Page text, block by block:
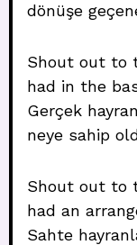
dönüşe
Shout out to
had in the
Gerçek
neye sahip
Shout out to
had an
Sahte